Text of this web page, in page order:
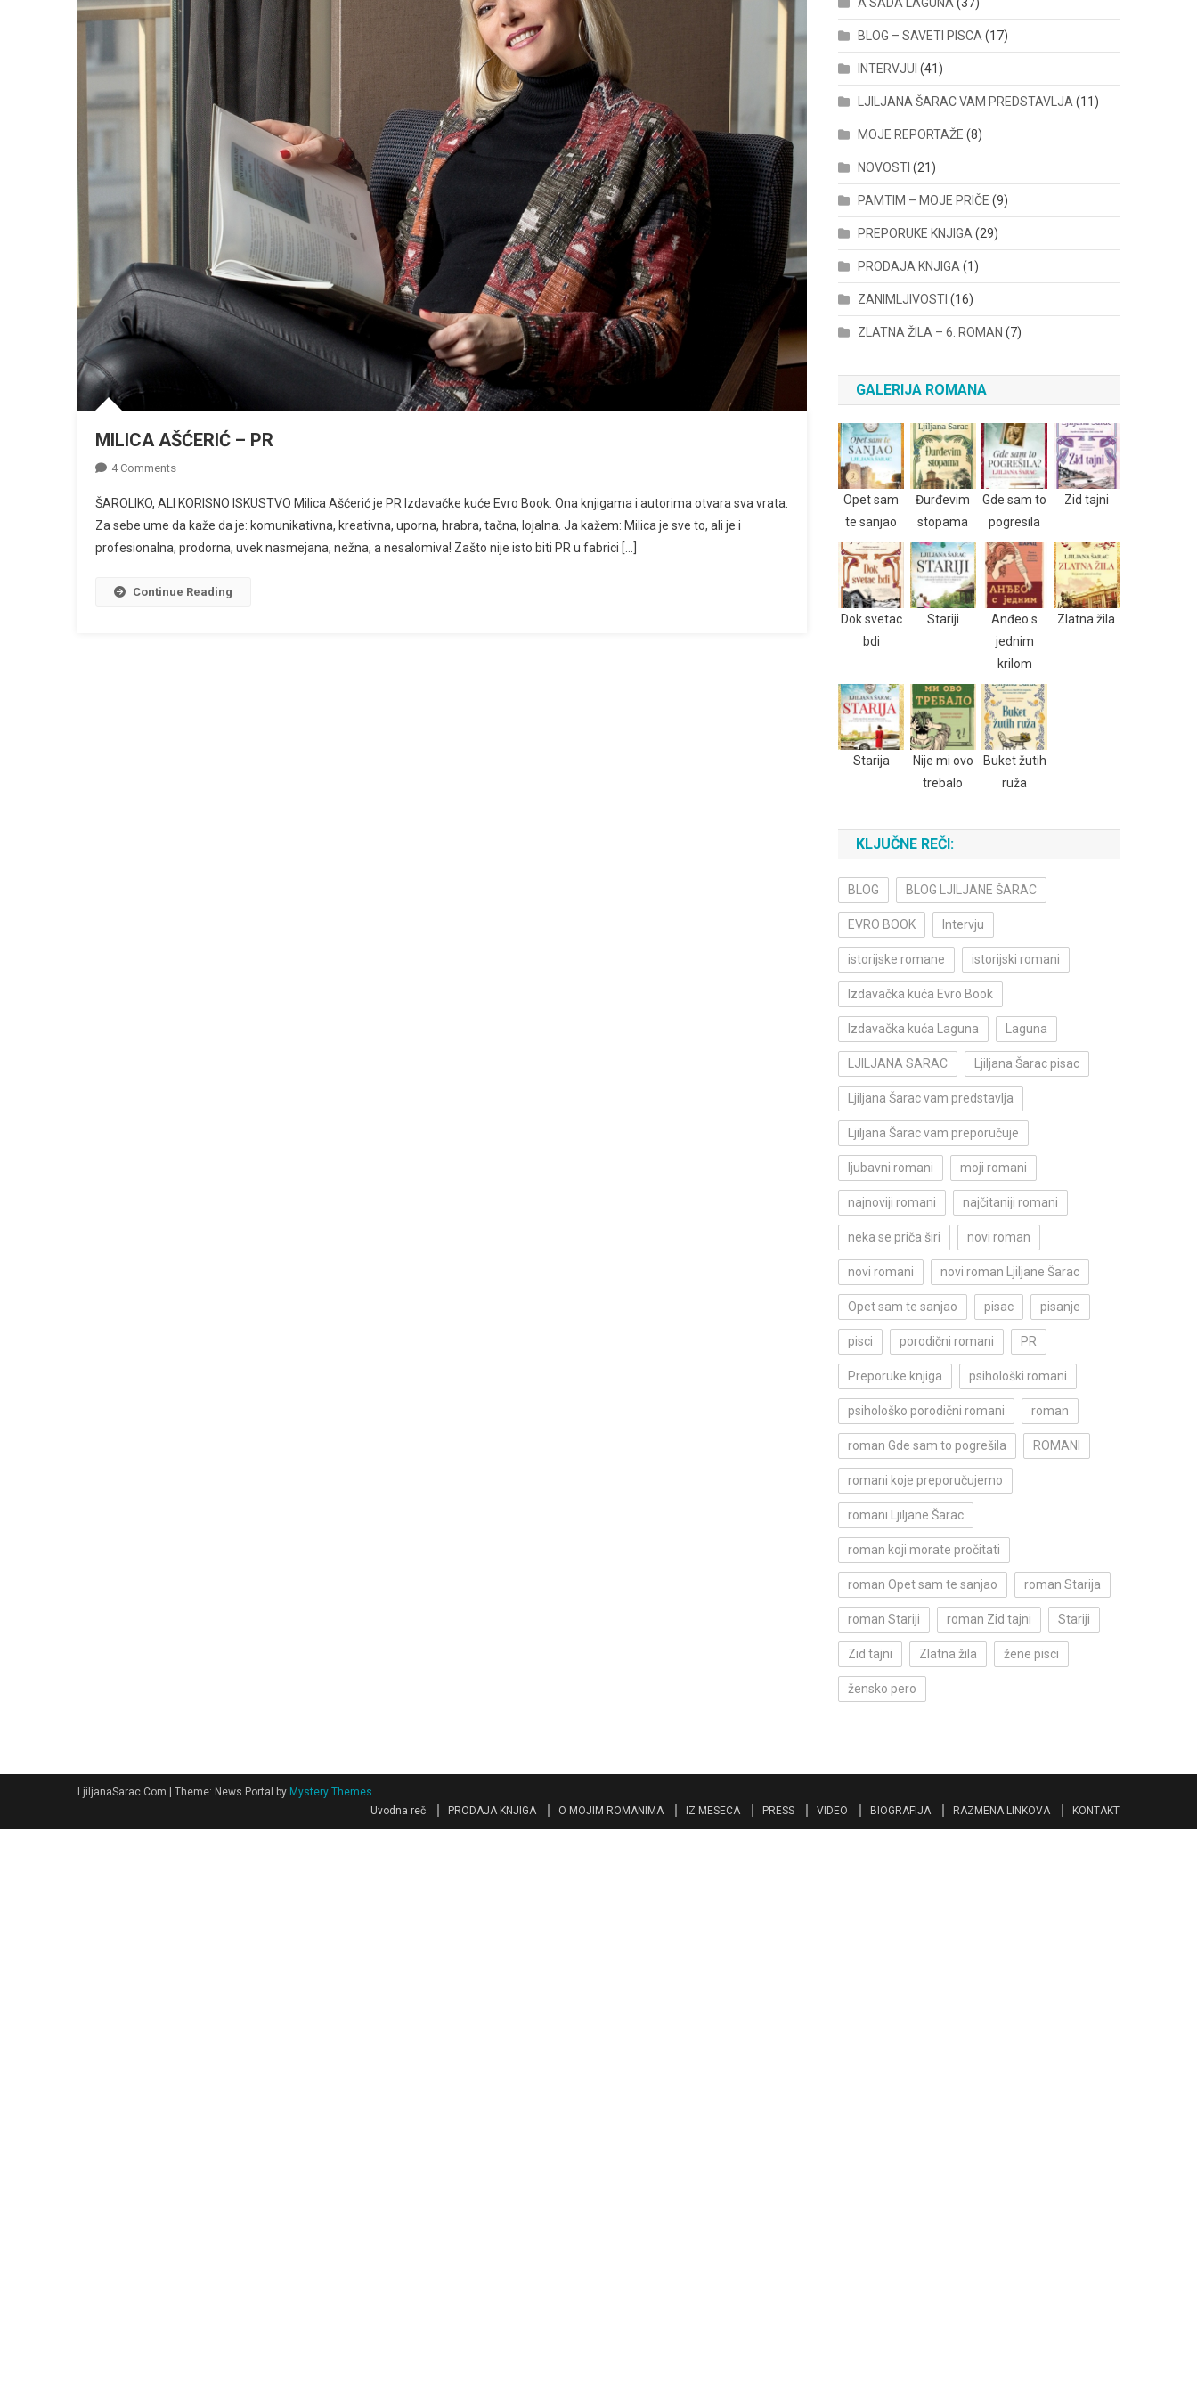
MILICA AŠĆERIĆ – PR
4 CommentsOn
AŠĆERIĆ
–
PR
ŠAROLIKO, ALI KORISNO ISKUSTVO Milica Ašćerić je PR Izdavačke kuće Evro Book. Ona knjigama i autorima otvara sva vrata.
Za sebe ume da kaže da je: komunikativna, kreativna, uporna, hrabra, tačna, lojalna. Ja kažem: Milica je sve to, ali je i
profesionalna, prodorna, uvek nasmejana, nežna, a nesalomiva! Zašto nije isto biti PR u fabrici […]
Continue Reading
BLOG – SAVETI PISCA (17)
INTERVJUI (41)
LJILJANA ŠARAC VAM PREDSTAVLJA (11)
MOJE REPORTAŽE (8)
NOVOSTI (21)
PAMTIM – MOJE PRIČE (9)
PREPORUKE KNJIGA (29)
PRODAJA KNJIGA (1)
ZANIMLJIVOSTI (16)
ZLATNA ŽILA – 6. ROMAN (7)
GALERIJA ROMANA
Opet sam
te sanjao
Đurđevim
stopama
Gde sam to
pogresila
Zid tajni
Dok svetac
bdi
Stariji
Anđeo s
jednim
krilom
Zlatna žila
Starija
Nije mi ovo
trebalo
Buket žutih
ruža
KLJUČNE REČI:
BLOG BLOG LJILJANE ŠARAC
EVRO BOOK Intervju
istorijske romane istorijski romani
Izdavačka kuća Evro Book
Izdavačka kuća Laguna Laguna
LJILJANA SARAC Ljiljana Šarac pisac
Ljiljana Šarac vam predstavlja
Ljiljana Šarac vam preporučuje
ljubavni romani moji romani
najnoviji romani najčitaniji romani
neka se priča širi novi roman
novi romani novi roman Ljiljane Šarac
Opet sam te sanjao pisac pisanje
pisci porodični romani PR
Preporuke knjiga psihološki romani
psihološko porodični romani roman
roman Gde sam to pogrešila ROMANI
romani koje preporučujemo
romani Ljiljane Šarac
roman koji morate pročitati
roman Opet sam te sanjao roman Starija
roman Stariji roman Zid tajni Stariji
Zid tajni Zlatna žila žene pisci
žensko pero
LjiljanaSarac.Com Theme: News Portal by Mystery Themes.
Uvodna reč
PRODAJA KNJIGA O MOJIM ROMANIMA IZ MESECA PRESS VIDEO BIOGRAFIJA RAZMENA LINKOVA KONTAKT